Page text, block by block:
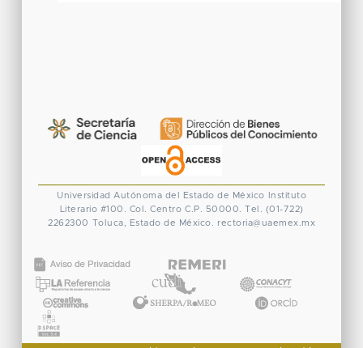
Universidad Autónoma del Estado de México
Instituto
Literario #100. Col. Centro C.P. 50000. Tel. (01-722)
2262300 Toluca, Estado de México. rectoria@uaemex.mx